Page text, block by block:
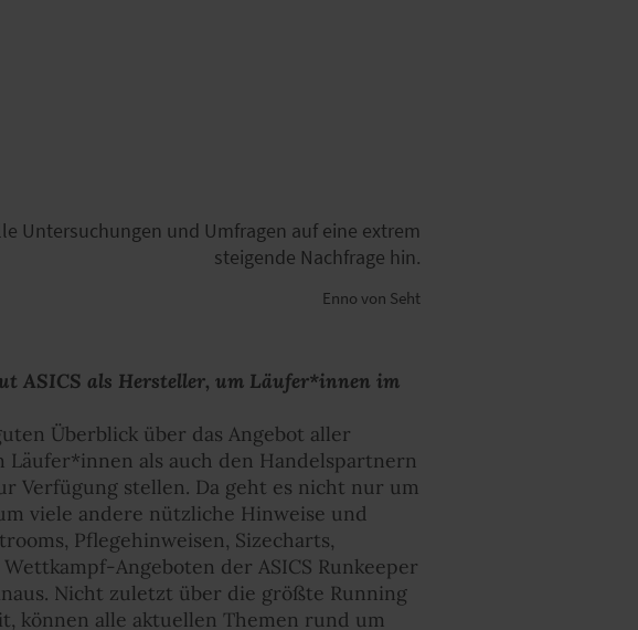
Untersuchungen und Umfragen auf eine extrem
steigende Nachfrage hin.
Enno von Seht
ASICS als Hersteller, um Läufer*innen im
Überblick über das Angebot aller
Läufer*innen als auch den Handelspartnern
Verfügung stellen. Da geht es nicht nur um
viele andere nützliche Hinweise und
Pflegehinweisen, Sizecharts,
Angeboten der ASICS Runkeeper
Nicht zuletzt über die größte Running
können alle aktuellen Themen rund um